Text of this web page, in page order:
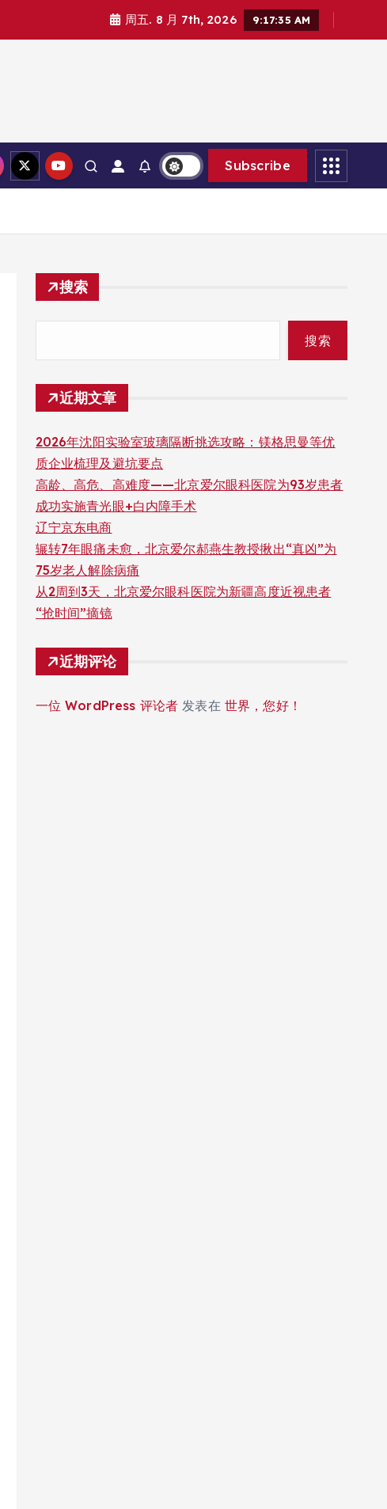
周五. 8 月 7th, 2026 9:17:36 AM
Subscribe
搜索
搜索
近期文章
2026年沈阳实验室玻璃隔断挑选攻略：镁格思曼等优
质企业梳理及避坑要点
高龄、高危、高难度——北京爱尔眼科医院为93岁患者
成功实施青光眼+白内障手术
辽宁京东电商
辗转7年眼痛未愈，北京爱尔郝燕生教授揪出“真凶”为
75岁老人解除病痛
从2周到3天，北京爱尔眼科医院为新疆高度近视患者
“抢时间”摘镜
近期评论
一位 WordPress 评论者 发表在 世界，您好！